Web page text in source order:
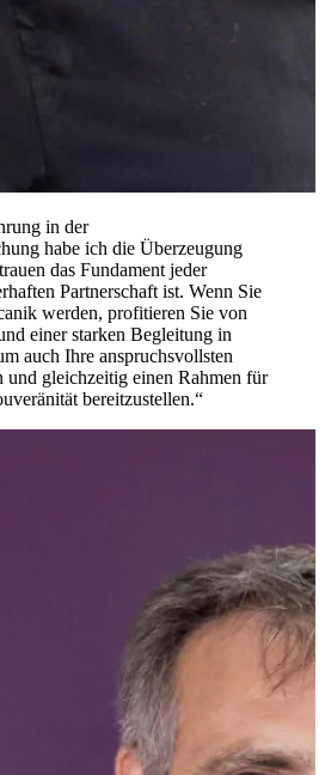
in der
habe ich die Überzeugung
das Fundament jeder
Partnerschaft ist. Wenn Sie
werden, profitieren Sie von
einer starken Begleitung in
auch Ihre anspruchsvollsten
und gleichzeitig einen Rahmen für
bereitzustellen.“